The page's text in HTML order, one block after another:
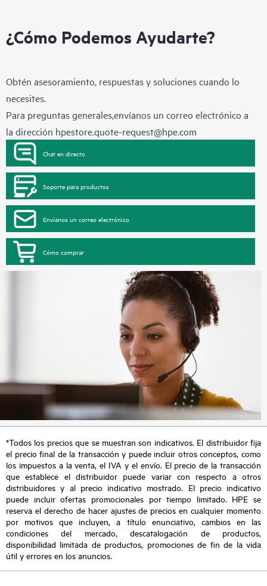
¿Cómo Podemos Ayudarte?
Obtén asesoramiento, respuestas y soluciones cuando lo
necesites.
Para preguntas generales,envíanos un correo electrónico a
la dirección hpestore.quote-request@hpe.com
Chat en directo
Soporte para productos
Envíanos un correo electrónico
Cómo comprar
*Todos los precios que se muestran son indicativos. El distribuidor fija
el precio final de la transacción y puede incluir otros conceptos, como
los impuestos a la venta, el IVA y el envío. El precio de la transacción
que establece el distribuidor puede variar con respecto a otros
distribuidores y al precio indicativo mostrado. El precio indicativo
puede incluir ofertas promocionales por tiempo limitado. HPE se
reserva el derecho de hacer ajustes de precios en cualquier momento
por motivos que incluyen, a título enunciativo, cambios en las
condiciones del mercado, descatalogación de productos,
disponibilidad limitada de productos, promociones de fin de la vida
útil y errores en los anuncios.